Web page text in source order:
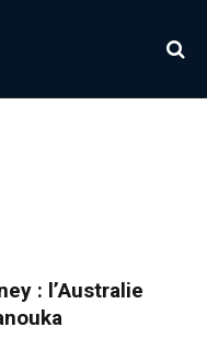
: l’Australie